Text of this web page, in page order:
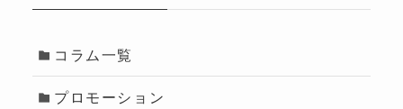
コラム一覧
プロモーション